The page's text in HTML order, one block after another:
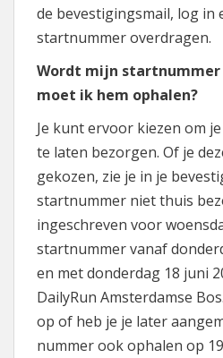
de bevestigingsmail, log in
startnummer overdragen.
Wordt mijn
moet ik hem ophalen?
Je kunt ervoor kiezen om
te laten bezorgen. Of je
gekozen, zie je in je
startnummer niet thuis
ingeschreven voor
startnummer vanaf
en met donderdag 18 juni
DailyRun Amsterdamse
op of heb je je later
nummer ook ophalen op